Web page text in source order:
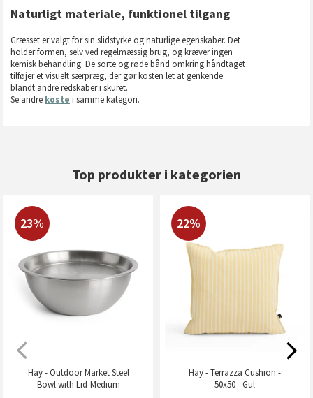
Naturligt materiale, funktionel tilgang
Græsset er valgt for sin slidstyrke og naturlige egenskaber. Det
holder formen, selv ved regelmæssig brug, og kræver ingen
kemisk behandling. De sorte og røde bånd omkring håndtaget
tilføjer et visuelt særpræg, der gør kosten let at genkende
blandt andre redskaber i skuret.
Se andre koste i samme kategori.
Top produkter i kategorien
23%
Hay - Outdoor Market Steel
Bowl with Lid-Medium
22%
Hay - Terrazza Cushion -
50x50 - Gul